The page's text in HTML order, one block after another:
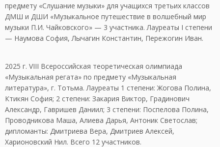
предмету «Слушание музыки» для учащихся третьих классов
ДМШ и ДШИ «Музыкальное путешествие в волшебный мир
музыки П.И. Чайковского» — 3 участника. Лауреаты I степени
— Наумова София, Лычагин Константин, Пережогин Иван.
2025 г. VIII Всероссийская теоретическая олимпиада
«Музыкальная регата» по предмету «Музыкальная
литература», г. Тотьма. Лауреаты 1 степени: Жогова Полина,
Ктикян София; 2 степени: Закария Виктор, Градинович
Александр, Гавришев Даниил; 3 степени: Поспелова Полина,
Проводникова Маша, Алиева Дарья, Антоник Светослав;
дипломанты: Дмитриева Вера, Дмитриев Алексей,
Харионовский Нил. Всего 12 участников.